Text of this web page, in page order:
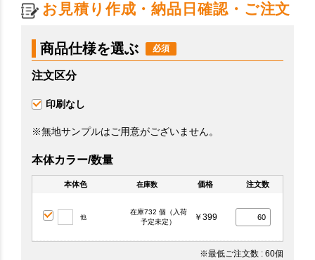
お見積り作成・納品日確認・ご注文
商品仕様を選ぶ
注文区分
印刷なし
※無地サンプルはご用意がございません。
本体カラー/数量
本体色 在庫数 価格 注文数
他
在庫732 個（入荷
予定未定）
￥399
※最低ご注文数 : 60個